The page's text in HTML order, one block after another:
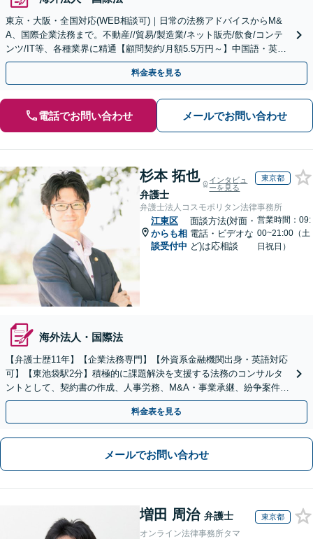
東京・大阪・全国対応(WEB相談可)｜日常の法務アドバイスからM&
A、国際企業法務まで。不動産//貿易/製造業/ネット販売/飲食/コンテ
ンツ/IT等、各種業界に精通【顧問契約/月額5.5万円～】中国語・英
語・韓国語・ベトナム語・タイ語対応可
料金表を見る
電話でお問い合わせ メールでお問い合わせ
杉本 拓也
弁護士
インタビュ
ーを見る
東京都
弁護士法人コスモポリタン法律事務所
江東区
からも相
談受付中
面談方法(対面・
電話・ビデオな
ど)は応相談
営業時間：09:
00~21:00（土
日祝日）
海外法人・国際法
【弁護士歴11年】【企業法務専門】【外資系金融機関出身・英語対応
可】【東池袋駅2分】積極的に課題解決を支援する法務のコンサルタ
ントとして、契約書の作成、人事労務、M&A・事業承継、紛争案件等
に広く対応致します【初回面談無料】
料金表を見る
メールでお問い合わせ
増田 周治 弁護士 東京都
オンライン法律事務所タマ